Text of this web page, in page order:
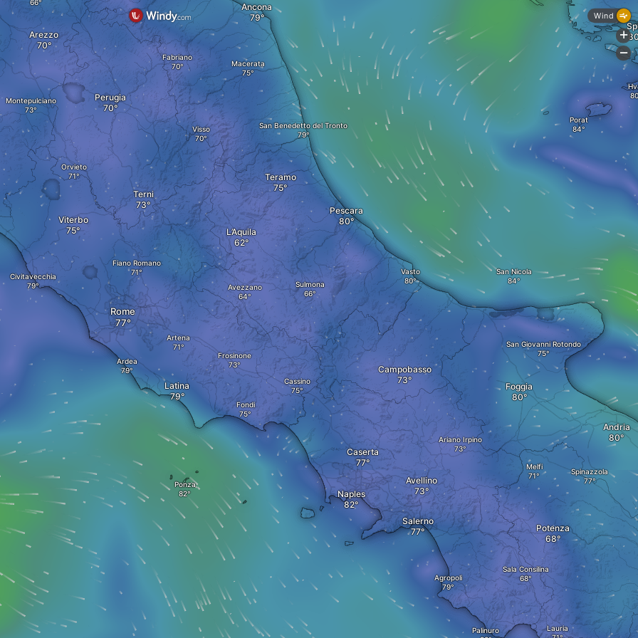
Ardea
Rome
Latina
Fondi
Artena
Frosinone
Cassino
Viterbo
Orvieto
Civitavecchia
Terni
Fiano Romano
L’Aquila
Visso San Benedetto del Tronto
Teramo
Avezzano Sulmona
Ponza
Ariano Irpino
Caserta
Campobasso
Vasto
Pescara
Salerno
Agropoli
Palinuro
Naples
Avellino
Montepulciano
Arezzo
Perugia
Fabriano
Ancona
Macerata
San Giovanni Rotondo
Andria
Foggia
Melfi
Porat
San Nicola
Lauria
Potenza
Spinazzola
Sala Consilina
Wind
+
-